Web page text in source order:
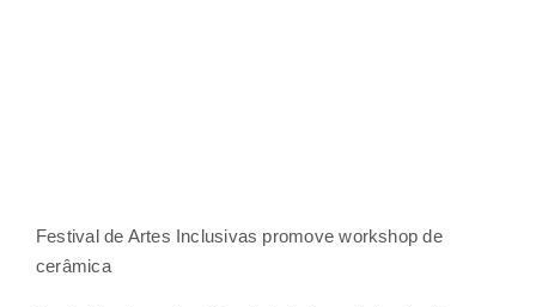
Festival de Artes Inclusivas promove workshop de
cerâmica